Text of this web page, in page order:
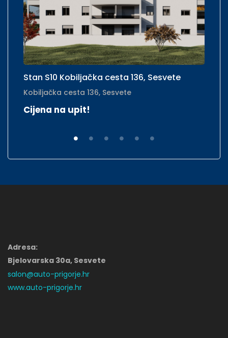
Stan S10 Kobiljačka cesta 136, Sesvete
Kobiljačka cesta 136, Sesvete
Cijena na upit!
Adresa:
Bjelovarska 30a, Sesvete
salon@auto-prigorje.hr
www.auto-prigorje.hr